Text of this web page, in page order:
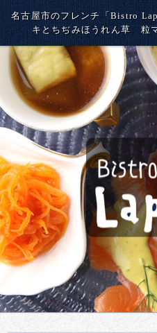
名古屋市のフレンチ「Bistro
キとちぢみほうれん草 粒